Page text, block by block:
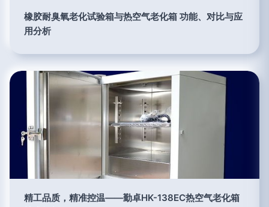
橡胶耐臭氧老化试验箱与热空气老化箱 功能、对比与应
用分析
精工品质，精准控温——勤卓HK-138EC热空气老化箱